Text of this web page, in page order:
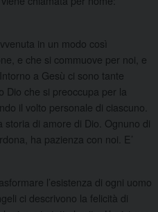
in un modo così
e che si commuove per noi, e
a Gesù ci sono tante
Dio che si preoccupa per la
il volto personale di ciascuno.
di amore di Dio. Ognuno di
ha pazienza con noi. E’
l’esistenza di ogni uomo
ci descrivono la felicità di